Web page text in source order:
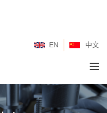
中文
EN